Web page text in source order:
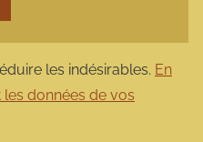
les indésirables. En
données de vos